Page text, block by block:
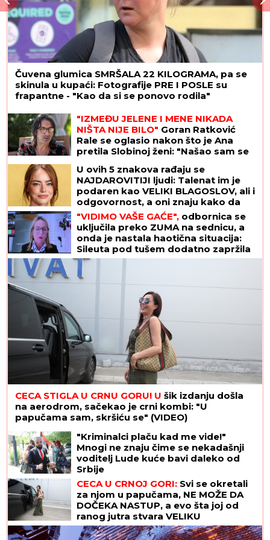
Čuvena glumica SMRŠALA 22 KILOGRAMA, pa se
skinula u kupaći: Fotografije PRE I POSLE su
frapantne - "Kao da si se ponovo rodila"
"IZMEĐU JELENE I MENE NIKADA
NIŠTA NIJE BILO" Goran Ratković
Rale se oglasio nakon što je Ana
pretila Slobinoj ženi: "Našao sam se
najviše na svetu!"
U ovih 5 znakova rađaju se
NAJDAROVITIJI ljudi: Talenat im je
podaren kao VELIKI BLAGOSLOV, ali i
odgovornost, a oni znaju kako da
iskoriste SJAJNE PREDISPOZICIJE
"VIDIMO VAŠE GAĆE", odbornica se
uključila preko ZUMA na sednicu, a
onda je nastala haotična situacija:
Sileuta pod tušem dodatno zapržila
čorbu
CECA STIGLA U CRNU GORU! U šik izdanju došla
na aerodrom, sačekao je crni kombi: "U
papučama sam, skršiću se" (VIDEO)
"Kriminalci plaču kad me vide!"
Mnogi ne znaju čime se nekadašnji
voditelj Lude kuće bavi daleko od
Srbije
CECA U CRNOJ GORI: Svi se okretali
za njom u papučama, NE MOŽE DA
DOČEKA NASTUP, a evo šta joj od
ranog jutra stvara VELIKU
NELAGODU! (VIDEO)